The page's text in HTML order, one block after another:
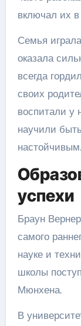
включал их в
Семья
оказала
всегда
своих
воспитали у
научили
настойчивым.
успехи
Браун
самого
науке и
школы
Мюнхена.
В